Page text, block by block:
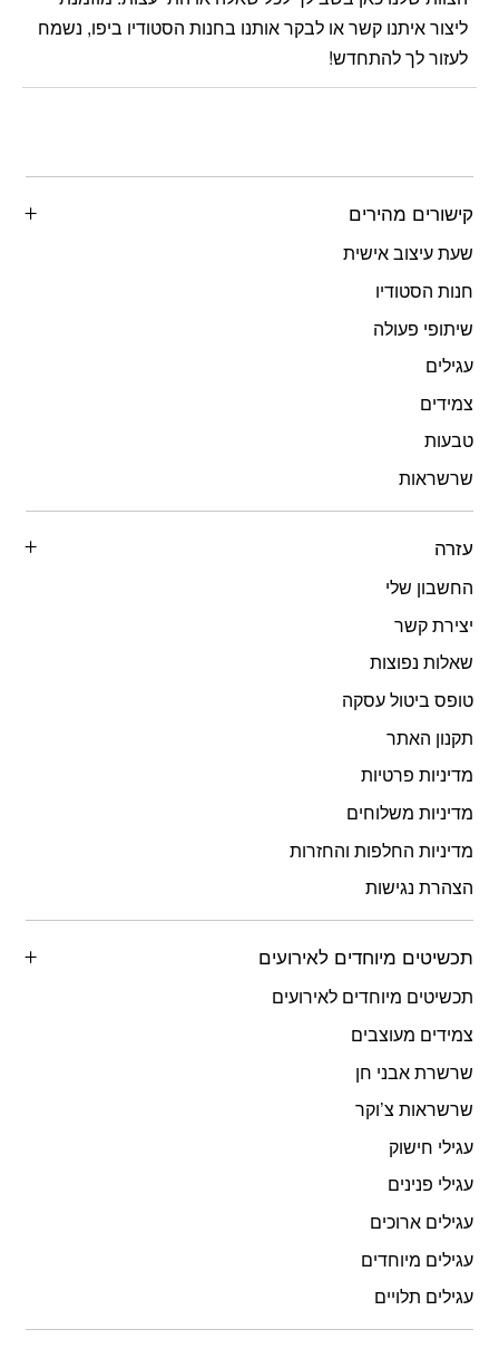
ליצור איתנו קשר או לבקר אותנו בחנות הסטודיו ביפו, נשמח
לעזור לך להתחדש!
קישורים מהירים
שעת עיצוב אישית
חנות הסטודיו
שיתופי פעולה
עגילים
צמידים
טבעות
שרשראות
עזרה
החשבון שלי
יצירת קשר
שאלות נפוצות
טופס ביטול עסקה
תקנון האתר
מדיניות פרטיות
מדיניות משלוחים
מדיניות החלפות והחזרות
הצהרת נגישות
תכשיטים מיוחדים לאירועים
תכשיטים מיוחדים לאירועים
צמידים מעוצבים
שרשרת אבני חן
שרשראות צ’וקר
עגילי חישוק
עגילי פנינים
עגילים ארוכים
עגילים מיוחדים
עגילים תלויים